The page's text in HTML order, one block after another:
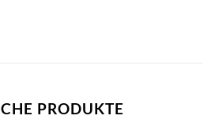
PRODUKTE